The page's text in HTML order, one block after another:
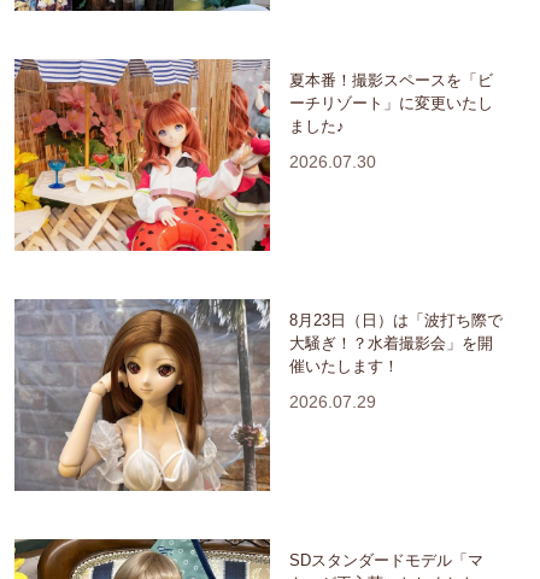
夏本番！撮影スペースを「ビ
ーチリゾート」に変更いたし
ました♪
2026.07.30
8月23日（日）は「波打ち際で
大騒ぎ！？水着撮影会」を開
催いたします！
2026.07.29
SDスタンダードモデル「マ